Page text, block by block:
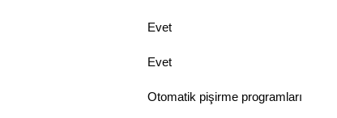
Evet
Evet
Otomatik pişirme programları